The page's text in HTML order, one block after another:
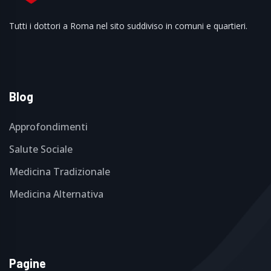
Tutti i dottori a Roma nel sito suddiviso in comuni e quartieri.
Blog
Approfondimenti
Salute Sociale
Medicina Tradizionale
Medicina Alternativa
Pagine